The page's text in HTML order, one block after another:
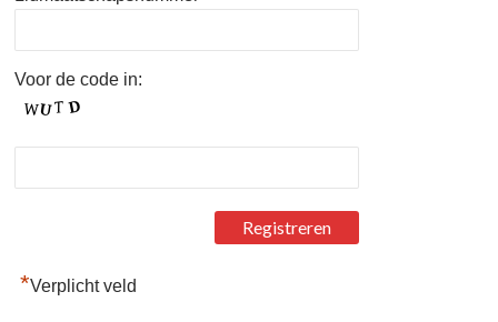
Voor de code in:
*Verplicht veld